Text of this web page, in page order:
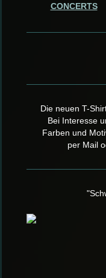
CONCERTS
Die neuen T-
Bei Interesse
Farben und
per Mail